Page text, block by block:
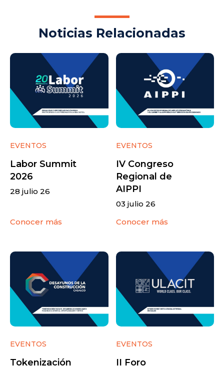
Noticias Relacionadas
EVENTOS
Labor Summit
2026
28 julio 26
Conocer más
EVENTOS
IV Congreso
Regional de
AIPPI
03 julio 26
Conocer más
EVENTOS
Tokenización
EVENTOS
II Foro